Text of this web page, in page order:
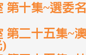
第十集~選委
第二十五集~
)